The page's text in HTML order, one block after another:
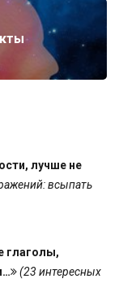
лучше не
всыпать
глаголы,
(23 интересных